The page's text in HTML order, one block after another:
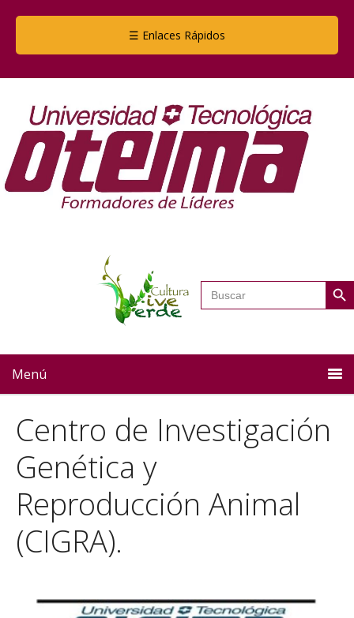
☰ Enlaces Rápidos
Buscar: Botón
Menú
Centro de Investigación
Genética y
Reproducción Animal
(CIGRA).